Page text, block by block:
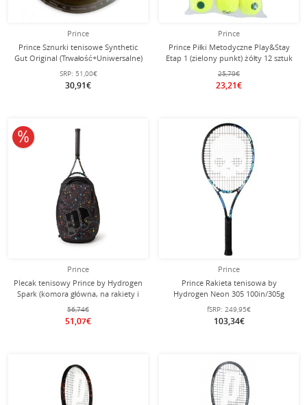
Prince
Prince Sznurki tenisowe Synthetic
Gut Original (Trwałość+Uniwersalne)
SRP: 51,00€
30,91€
Prince
Prince Piłki Metodyczne Play&Stay
Etap 1 (zielony punkt) żółty 12 sztuk
25,79€
23,21€
Prince
Plecak tenisowy Prince by Hydrogen
Spark (komora główna, na rakiety i
56,74€
51,07€
10% obniżone
Prince
Prince Rakieta tenisowa by
Hydrogen Neon 305 100in/305g
niebieska - naciągnięta -
fSRP: 249,95€
103,34€